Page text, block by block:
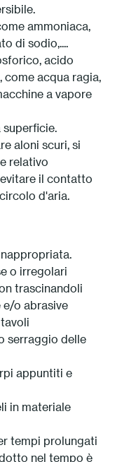
ammoniaca,
di sodio,....
acido
come acqua ragia,
a vapore
superficie.
aloni scuri, si
relativo
il contatto
d'aria.
o irregolari
trascinandoli
e/o abrasive
serraggio delle
appuntiti e
in materiale
tempi prolungati
nel tempo è